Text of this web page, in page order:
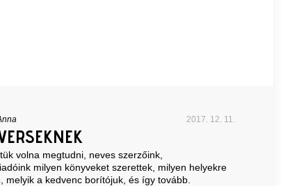
2017. 12. 11.
volna megtudni, neves szerzőink,
milyen könyveket szerettek, milyen helyekre
melyik a kedvenc borítójuk, és így tovább.